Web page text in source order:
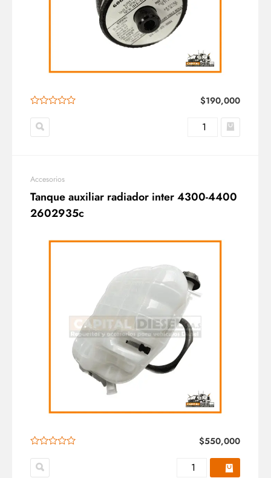
$190,000
Accesorios
Tanque auxiliar radiador inter 4300-4400
2602935c
$550,000